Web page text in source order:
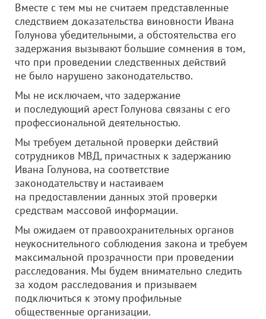
Вместе с тем мы не считаем представленные
следствием доказательства виновности Ивана
Голунова убедительными, а обстоятельства его
задержания вызывают большие сомнения в том,
что при проведении следственных действий
не было нарушено законодательство.
Мы не исключаем, что задержание
и последующий арест Голунова связаны с его
профессиональной деятельностью.
Мы требуем детальной проверки действий
сотрудников МВД, причастных к задержанию
Ивана Голунова, на соответствие
законодательству и настаиваем
на предоставлении данных этой проверки
средствам массовой информации.
Мы ожидаем от правоохранительных органов
неукоснительного соблюдения закона и требуем
максимальной прозрачности при проведении
расследования. Мы будем внимательно следить
за ходом расследования и призываем
подключиться к этому профильные
общественные организации.